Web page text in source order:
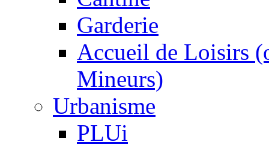
Garderie
Accueil de Loisirs
Mineurs)
Urbanisme
PLUi